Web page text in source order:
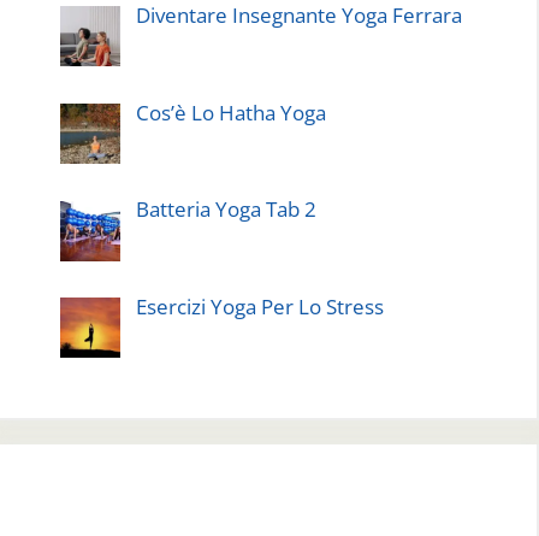
Diventare Insegnante Yoga Ferrara
Cos’è Lo Hatha Yoga
Batteria Yoga Tab 2
Esercizi Yoga Per Lo Stress